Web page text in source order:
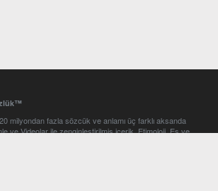
milyondan fazla sözcük ve anlamı üç farklı aksanda
ve Videolar ile zenginleştirilmiş içerik. Etimoloji, Eş ve